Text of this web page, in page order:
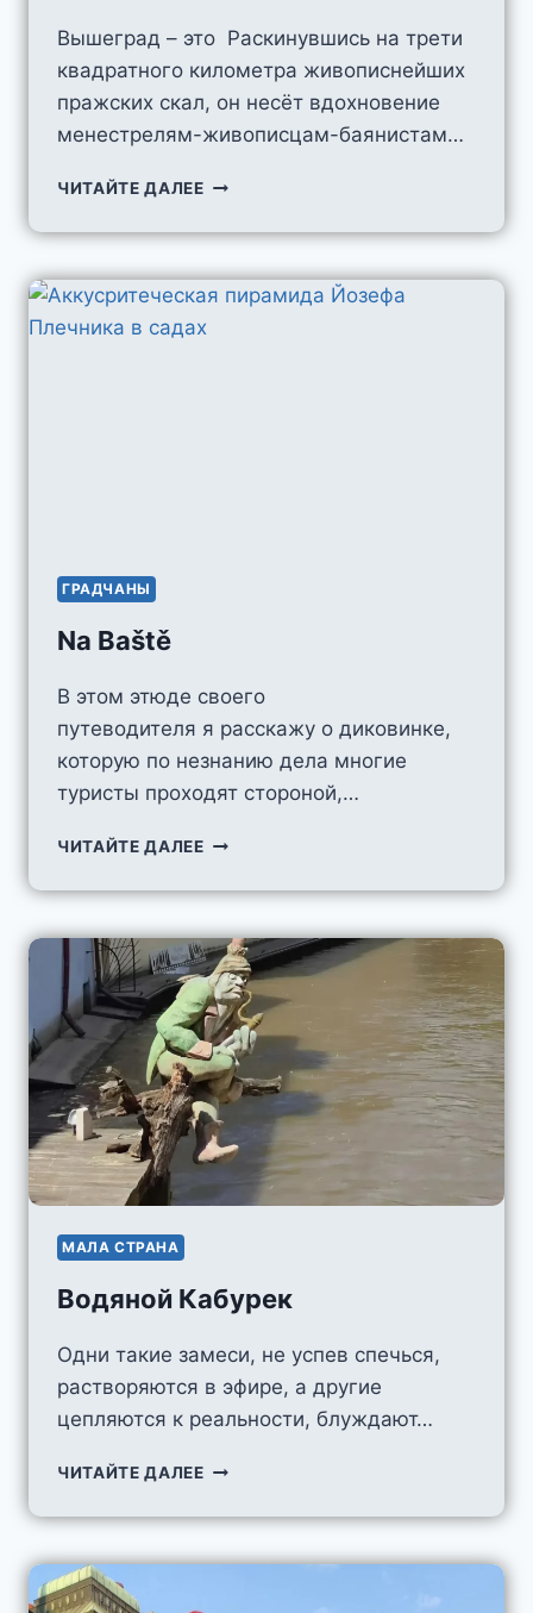
Вышеград – это Раскинувшись на трети
квадратного километра живописнейших
пражских скал, он несёт вдохновение
менестрелям-живописцам-баянистам…
ЧИТАЙТЕ ДАЛЕЕО
ГРАДЧАНЫ
Na Baště
В этом этюде своего
путеводителя я расскажу о диковинке,
которую по незнанию дела многие
туристы проходят стороной,…
ЧИТАЙТЕ ДАЛЕЕNA
МАЛА СТРАНА
Водяной Кабурек
Одни такие замеси, не успев спечься,
растворяются в эфире, а другие
цепляются к реальности, блуждают…
ЧИТАЙТЕ ДАЛЕЕВОДЯНОЙ